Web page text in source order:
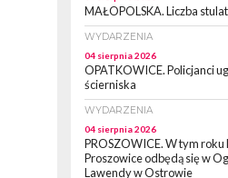
MAŁOPOLSKA. Liczba
WYDARZENIA
04 sierpnia 2026
OPATKOWICE. Policjanci
ścierniska
WYDARZENIA
04 sierpnia 2026
PROSZOWICE. W tym
Proszowice odbędą się w
Lawendy w Ostrowie